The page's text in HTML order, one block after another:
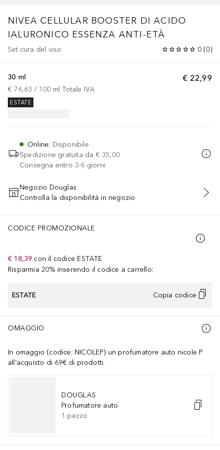
NIVEA CELLULAR BOOSTER DI ACIDO
IALURONICO ESSENZA ANTI-ETÀ
Set cura del viso 0 (0)
€ 22,99
30 ml
€ 76,63 / 100 ml Totale IVA
ESTATE
Online: Disponibile
Spedizione gratuita da € 35,00
Consegna entro 3-6 giorni
AGGIUNGI AL CARRELLO
Negozio Douglas
Controlla la disponibilità in negozio
CODICE PROMOZIONALE
€ 18,39 con il codice ESTATE
Risparmia 20% inserendo il codice a carrello:
ESTATE Copia codice
OMAGGIO
In omaggio (codice: NICOLEP) un profumatore auto nicole P
all'acquisto di 69€ di prodotti.
DOUGLAS
Profumatore auto
1 pezzo